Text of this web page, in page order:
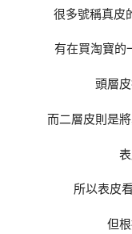
很多號稱真皮
有在買淘寶的
頭層
而二層皮則是
所以表皮
但